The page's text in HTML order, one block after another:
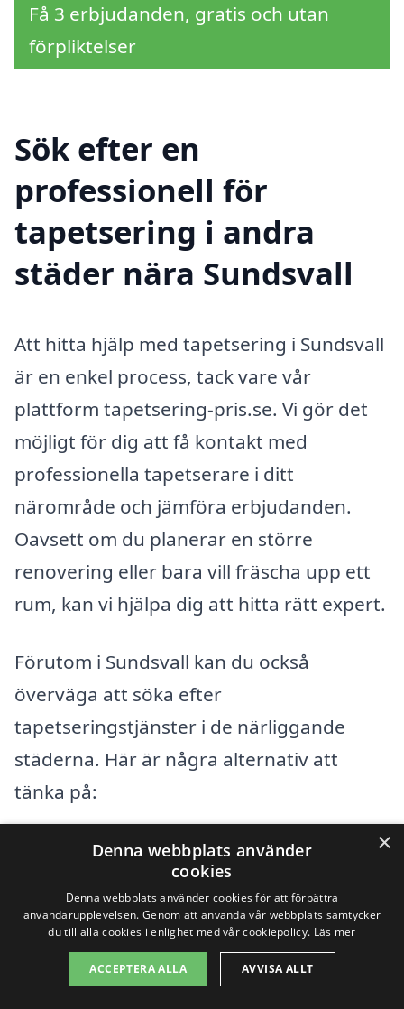
Få 3 erbjudanden, gratis och utan
förpliktelser
Sök efter en
professionell för
tapetsering i andra
städer nära Sundsvall
Att hitta hjälp med tapetsering i Sundsvall
är en enkel process, tack vare vår
plattform tapetsering-pris.se. Vi gör det
möjligt för dig att få kontakt med
professionella tapetserare i ditt
närområde och jämföra erbjudanden.
Oavsett om du planerar en större
renovering eller bara vill fräscha upp ett
rum, kan vi hjälpa dig att hitta rätt expert.
Förutom i Sundsvall kan du också
överväga att söka efter
tapetseringstjänster i de närliggande
städerna. Här är några alternativ att
tänka på:
Timrå
Härnösand
Sollefteå
Kramfors
×
Denna webbplats använder
cookies
Denna webbplats använder cookies för att förbättra
användarupplevelsen. Genom att använda vår webbplats samtycker
du till alla cookies i enlighet med vår cookiepolicy. Läs mer
ACCEPTERA ALLA AVVISA ALLT